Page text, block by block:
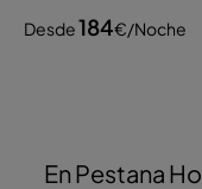
Desde184€/noche
En Pestana